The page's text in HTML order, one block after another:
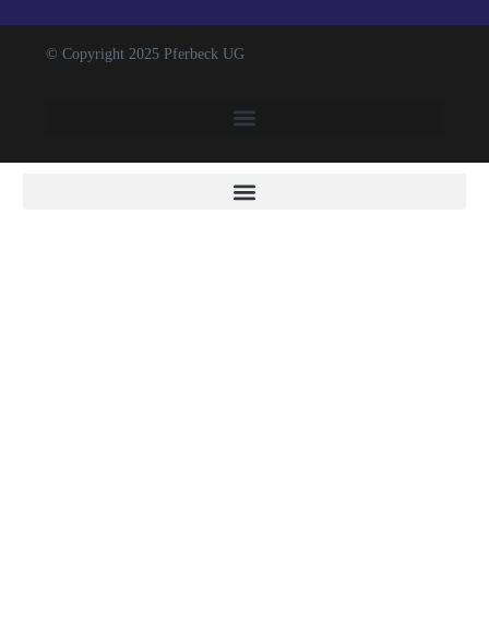
© Copyright 2025 Pferbeck UG